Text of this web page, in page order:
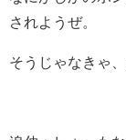
されようぜ。
そうじゃなきゃ